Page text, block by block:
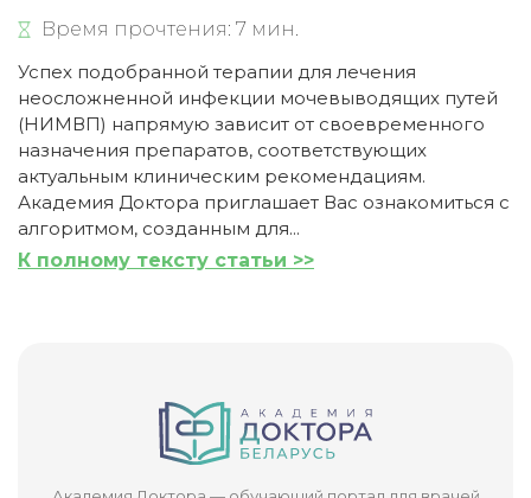
Время прочтения: 7 мин.
Успех подобранной терапии для лечения
неосложненной инфекции мочевыводящих путей
(НИМВП) напрямую зависит от своевременного
назначения препаратов, соответствующих
актуальным клиническим рекомендациям.
Академия Доктора приглашает Вас ознакомиться с
алгоритмом, созданным для...
К полному тексту статьи >>